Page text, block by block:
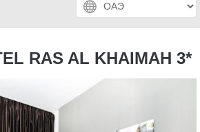
RAS AL KHAIMAH 3*